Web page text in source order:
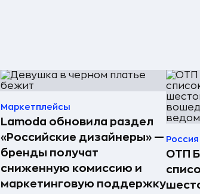
Маркетплейсы
Lamoda обновила раздел
«Российские дизайнеры» —
бренды получат
сниженную комиссию и
маркетинговую поддержку
Россия
ОТП